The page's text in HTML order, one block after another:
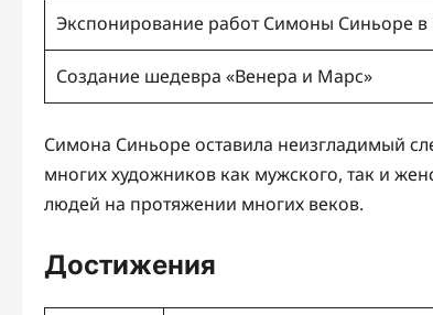
Экспонирование работ Симоны Синьоре в
Создание шедевра «Венера и Марс»
Симона Синьоре оставила неизгладимый
многих художников как мужского, так и
людей на протяжении многих веков.
Достижения